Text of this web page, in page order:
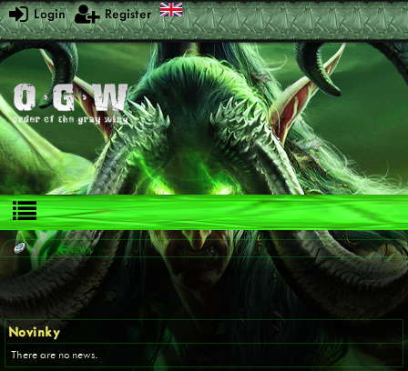
Login Register
News
Novinky
There are no news.